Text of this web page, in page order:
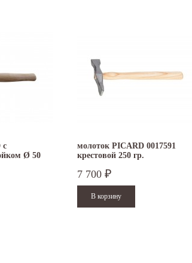
с
Ø 50
молоток PICARD 0017591
крестовой 250 гр.
7 700 ₽